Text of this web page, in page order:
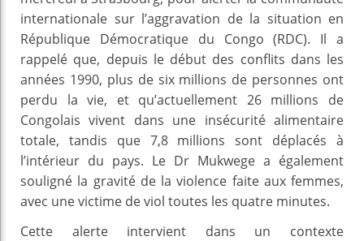
internationale sur l’aggravation de la situation en
République Démocratique du Congo (RDC). Il a
rappelé que, depuis le début des conflits dans les
années 1990, plus de six millions de personnes ont
perdu la vie, et qu’actuellement 26 millions de
Congolais vivent dans une insécurité alimentaire
totale, tandis que 7,8 millions sont déplacés à
l’intérieur du pays. Le Dr Mukwege a également
souligné la gravité de la violence faite aux femmes,
avec une victime de viol toutes les quatre minutes.
Cette alerte intervient dans un contexte